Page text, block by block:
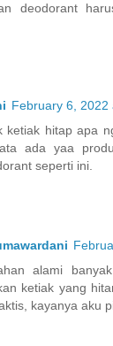
deodorant
February 6, 2022
ketiak hitap apa
ada yaa
seperti ini.
alami
ketiak yang
kayanya aku